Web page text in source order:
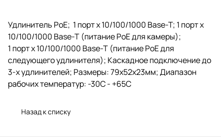
Удлинитель PoE; 1 порт х 10/100/1000 Base-T; 1 порт х
10/100/1000 Base-T (питание PoE для камеры);
1 порт х 10/100/1000 Base-T (питание PoE для
следующего удлинителя); Каскадное подключение до
3-х удлинителей; Размеры: 79х52х23мм; Диапазон
рабочих температур: -30С - +65С
Назад к списку